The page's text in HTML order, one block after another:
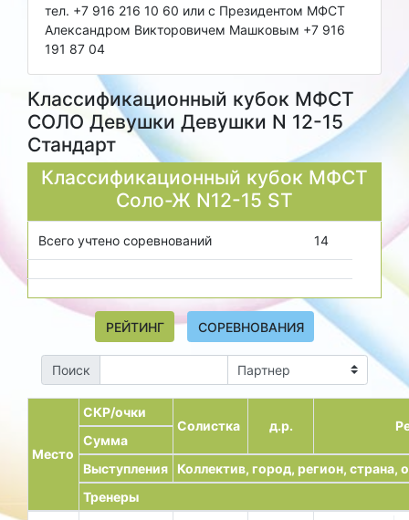
Классификационный кубок МФСТ
СОЛО Девушки Девушки N 12-15
Стандарт
Классификационный кубок МФСТ
Соло-Ж N12-15 ST
Всего учтено соревнований 14
РЕЙТИНГ СОРЕВНОВАНИЯ
Поиск
Место
СКР/очки
Солистка
д.р.
Сумма
Выступления
Коллектив, город, регион, страна,
Тренеры
тел. +7 916 216 10 60 или с Президентом МФСТ
Александром Викторовичем Машковым +7 916
191 87 04